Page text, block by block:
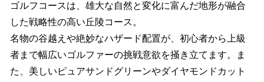
ゴルフコースは、雄大な自然と変化に富んだ地形が融合
した戦略性の高い丘陵コース。
名物の谷越えや絶妙なハザード配置が、初心者から上級
者まで幅広いゴルファーの挑戦意欲を掻き立てます。ま
た、美しいピュアサンドグリーンやダイヤモンドカット